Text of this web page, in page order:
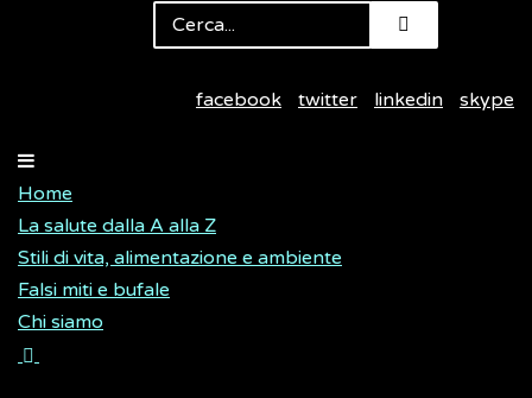
facebook twitter linkedin skype
Home
La salute dalla A alla Z
Stili di vita, alimentazione e ambiente
Falsi miti e bufale
Chi siamo